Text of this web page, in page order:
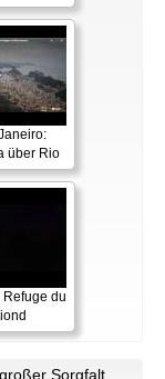
über Rio
Refuge du
Sorgfalt